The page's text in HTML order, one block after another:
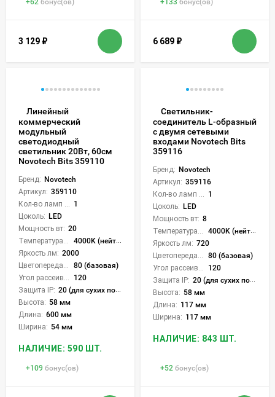
+62 бонус(ов)
3 129 ₽
+ 133 бонус(ов)
6 689 ₽
Линейный
коммерческий
модульный
светодиодный
светильник 20Вт, 60см
Novotech Bits 359110
Бренд: Novotech
Артикул: 359110
1
Цоколь: LED
Мощность вт: 20
4000K (нейтральный)
Яркость лм: 2000
80 (базовая)
120
Защита IP: 20 (для сухих пом.)
Высота: 58 мм
Длина: 600 мм
Ширина: 54 мм
НАЛИЧИЕ: 590 ШТ.
+109 бонус(ов)
Светильник-
соединитель L-образный
с двумя сетевыми
входами Novotech Bits
359116
Бренд: Novotech
Артикул: 359116
1
Цоколь: LED
Мощность вт: 8
4000K (нейтральный)
Яркость лм: 720
80 (базовая)
120
Защита IP: 20 (для сухих пом.)
Высота: 58 мм
Длина: 117 мм
Ширина: 117 мм
НАЛИЧИЕ: 843 ШТ.
+52 бонус(ов)